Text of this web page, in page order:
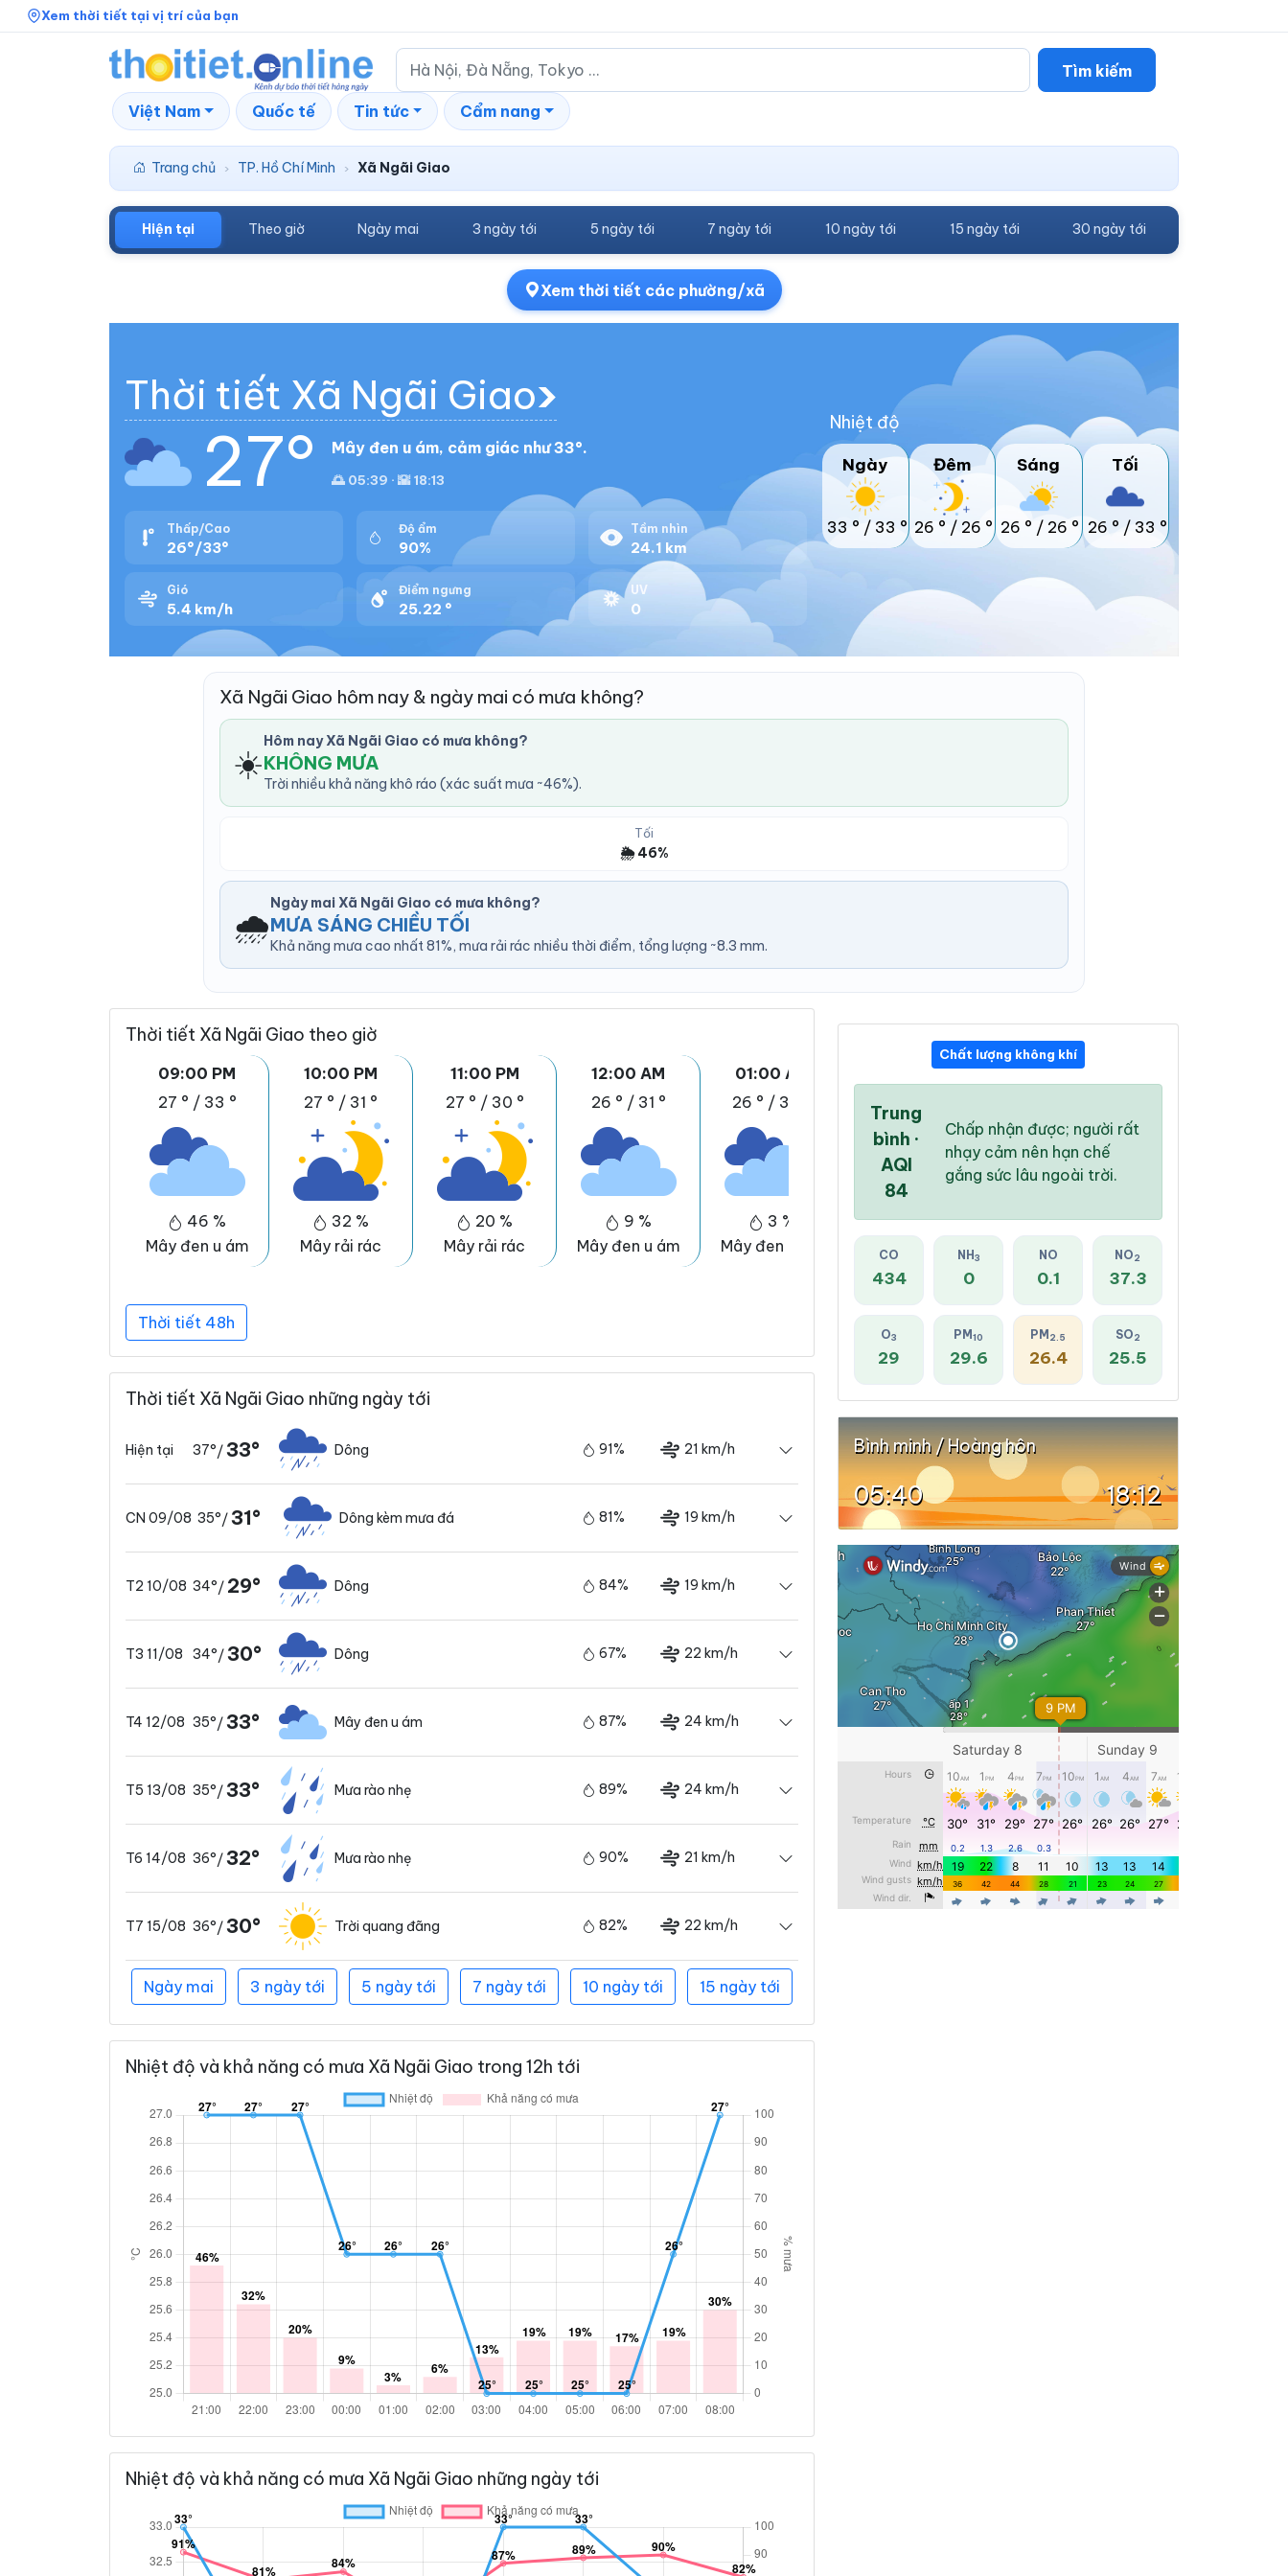
Xem thời tiết tại vị trí của bạn
Tìm kiếm
Việt Nam Quốc tế Tin tức Cẩm nang
Trang chủ › TP. Hồ Chí Minh › Xã Ngãi Giao
Hiện tại Theo giờ Ngày mai 3 ngày tới 5 ngày tới 7 ngày tới 10 ngày tới 15 ngày tới 30 ngày tới
Xem thời tiết các phường/xã
Thời tiết Xã Ngãi Giao
27° Mây đen u ám, cảm giác như 33°.
🌅 05:39 · 🌇 18:13
Thấp/Cao
26°/33°
Độ ẩm
90%
Tầm nhìn
24.1 km
Gió
5.4 km/h
Điểm ngưng
25.22 °
UV
0
Nhiệt độ
Ngày
33 ° / 33 °
Đêm
26 ° / 26 °
Sáng
26 ° / 26 °
Tối
26 ° / 33 °
Xã Ngãi Giao hôm nay & ngày mai có mưa không?
☀️
Hôm nay Xã Ngãi Giao có mưa không?
KHÔNG MƯA
Trời nhiều khả năng khô ráo (xác suất mưa ~46%).
Tối
🌦️ 46%
🌧️
Ngày mai Xã Ngãi Giao có mưa không?
MƯA SÁNG CHIỀU TỐI
Khả năng mưa cao nhất 81%, mưa rải rác nhiều thời điểm, tổng lượng ~8.3 mm.
Thời tiết Xã Ngãi Giao theo giờ
09:00 PM
27 ° / 33 °
46 %
Mây đen u ám
10:00 PM
27 ° / 31 °
32 %
Mây rải rác
11:00 PM
27 ° / 30 °
20 %
Mây rải rác
12:00 AM
26 ° / 31 °
9 %
Mây đen u ám
01:00 AM
26 ° / 30 °
3 %
Mây đen u ám
02:00 AM
26 °
6 %
Mây đen u ám
03:00 AM
13 %
Mây đen u ám
Thời tiết 48h
Thời tiết Xã Ngãi Giao những ngày tới
Hiện tại 37°/33° Dông 91% 21 km/h
CN 09/08 35°/31° Dông kèm mưa đá 81% 19 km/h
T2 10/08 34°/ 29° Dông 84% 19 km/h
T3 11/08 34°/30° Dông 67% 22 km/h
T4 12/08 35°/33° Mây đen u ám 87% 24 km/h
T5 13/08 35°/33° Mưa rào nhẹ 89% 24 km/h
T6 14/08 36°/32° Mưa rào nhẹ 90% 21 km/h
T7 15/08 36°/30° Trời quang đãng 82% 22 km/h
Ngày mai 3 ngày tới 5 ngày tới 7 ngày tới 10 ngày tới 15 ngày tới
Nhiệt độ và khả năng có mưa Xã Ngãi Giao trong 12h tới
Nhiệt độ và khả năng có mưa Xã Ngãi Giao những ngày tới
Chất lượng không khí
Trung
bình ·
AQI
84
Chấp nhận được; người rất
nhạy cảm nên hạn chế
gắng sức lâu ngoài trời.
CO
434
NH 3
0
NO
0.1
NO2
37.3
O3
29
PM 10
29.6
PM 2.5
26.4
SO2
25.5
Bình minh / Hoàng hôn
05:40 18:12